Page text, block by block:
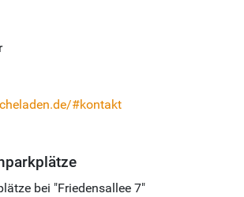
#kontakt
bei "Friedensallee 7"